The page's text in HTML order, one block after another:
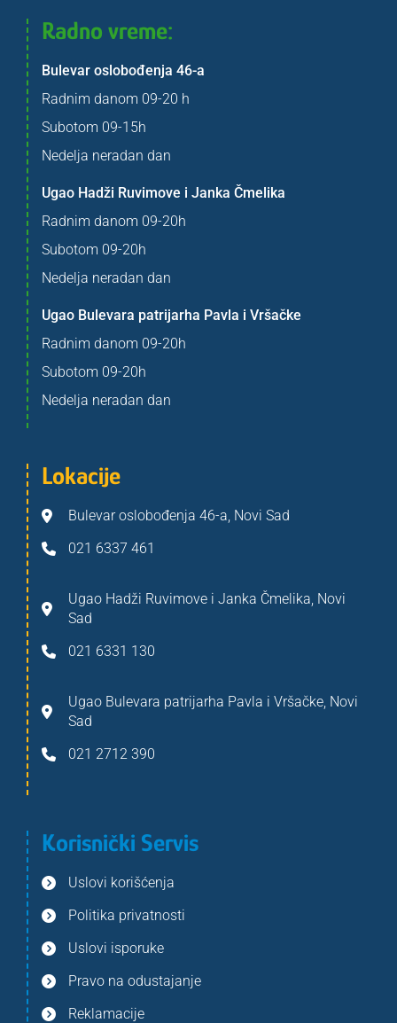
Radno vreme:
Bulevar oslobođenja 46-a
Radnim danom 09-20 h
Subotom 09-15h
Nedelja neradan dan
Ugao Hadži Ruvimove i Janka Čmelika
Radnim danom 09-20h
Subotom 09-20h
Nedelja neradan dan
Ugao Bulevara patrijarha Pavla i Vršačke
Radnim danom 09-20h
Subotom 09-20h
Nedelja neradan dan
Lokacije
Bulevar oslobođenja 46-a, Novi Sad
021 6337 461
Ugao Hadži Ruvimove i Janka Čmelika, Novi
Sad
021 6331 130
Ugao Bulevara patrijarha Pavla i Vršačke, Novi
Sad
021 2712 390
Korisnički Servis
Uslovi korišćenja
Politika privatnosti
Uslovi isporuke
Pravo na odustajanje
Reklamacije